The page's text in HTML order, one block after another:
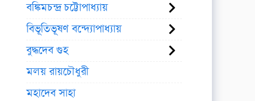
বঙ্কিমচন্দ্র চট্টোপাধ্যায়
বিভূতিভূষণ বন্দ্যোপাধ্যায়
বুদ্ধদেব গুহ
মলয় রায়চৌধুরী
মহাদেব সাহা